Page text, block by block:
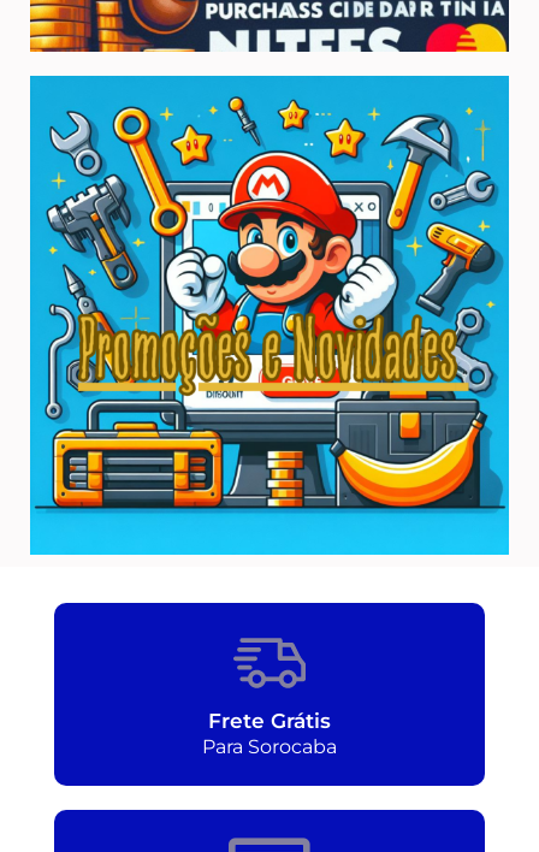
Frete Grátis
Para Sorocaba